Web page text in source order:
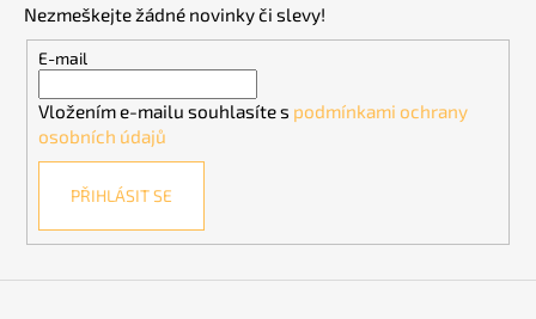
Nezmeškejte žádné novinky či slevy!
E-mail
Vložením e-mailu souhlasíte s podmínkami ochrany
osobních údajů
PŘIHLÁSIT SE